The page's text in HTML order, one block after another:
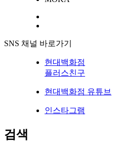
SNS 채널 바로가기
현대백화점
플러스친구
현대백화점 유튜브
인스타그램
검색